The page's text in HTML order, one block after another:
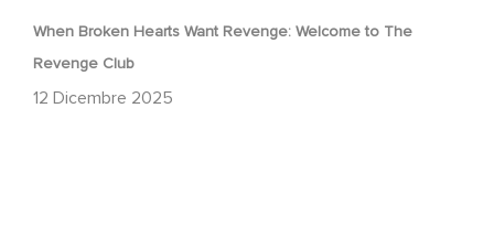
When Broken Hearts Want Revenge: Welcome to The
Revenge Club
12 Dicembre 2025